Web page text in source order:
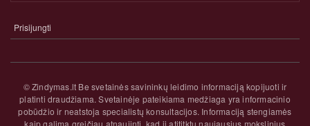
NARIO
MENIU
Prisijungti
© Zindymas.lt Be svetainės savininkų leidimo informaciją kopijuoti ir
platinti draudžiama. Svetainėje pateikiama medžiaga yra informacinio
pobūdžio ir neatstoja specialistų konsultacijos. Informaciją stengiamės